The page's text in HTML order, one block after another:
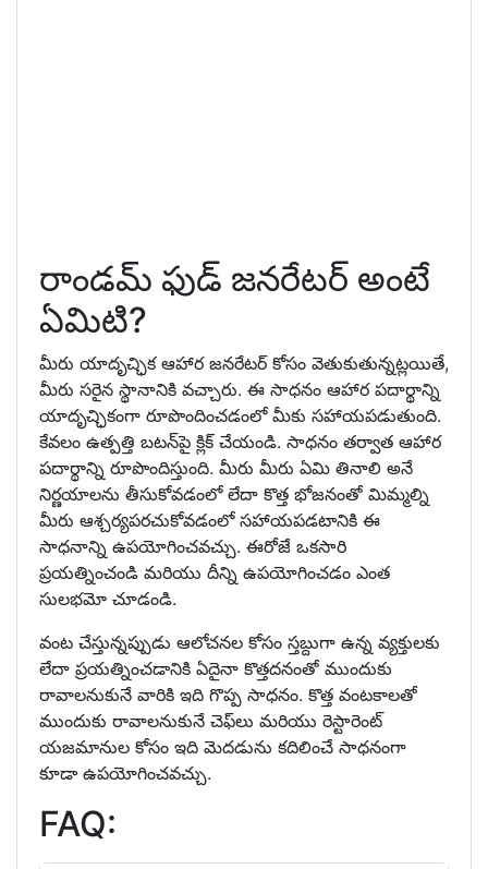
రాండమ్ ఫుడ్ జనరేటర్ అంటే
ఏమిటి?
మీరు యాదృచ్ఛిక ఆహార జనరేటర్ కోసం వెతుకుతున్నట్లయితే,
మీరు సరైన స్థానానికి వచ్చారు. ఈ సాధనం ఆహార పదార్థాన్ని
యాదృచ్ఛికంగా రూపొందించడంలో మీకు సహాయపడుతుంది.
కేవలం ఉత్పత్తి బటన్‌పై క్లిక్ చేయండి. సాధనం తర్వాత ఆహార
పదార్థాన్ని రూపొందిస్తుంది. మీరు మీరు ఏమి తినాలి అనే
నిర్ణయాలను తీసుకోవడంలో లేదా కొత్త భోజనంతో మిమ్మల్ని
మీరు ఆశ్చర్యపరచుకోవడంలో సహాయపడటానికి ఈ
సాధనాన్ని ఉపయోగించవచ్చు. ఈరోజే ఒకసారి
ప్రయత్నించండి మరియు దీన్ని ఉపయోగించడం ఎంత
సులభమో చూడండి.
వంట చేస్తున్నప్పుడు ఆలోచనల కోసం స్తబ్దుగా ఉన్న వ్యక్తులకు
లేదా ప్రయత్నించడానికి ఏదైనా కొత్తదనంతో ముందుకు
రావాలనుకునే వారికి ఇది గొప్ప సాధనం. కొత్త వంటకాలతో
ముందుకు రావాలనుకునే చెఫ్‌లు మరియు రెస్టారెంట్
యజమానుల కోసం ఇది మెదడును కదిలించే సాధనంగా
కూడా ఉపయోగించవచ్చు.
FAQ: